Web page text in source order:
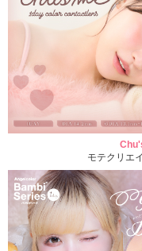
モテクリエ